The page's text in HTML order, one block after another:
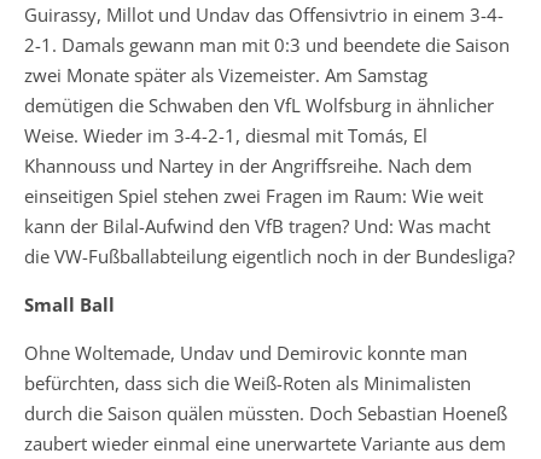
Guirassy, Millot und Undav das Offensivtrio in einem 3-4-
2-1. Damals gewann man mit 0:3 und beendete die Saison
zwei Monate später als Vizemeister. Am Samstag
demütigen die Schwaben den VfL Wolfsburg in ähnlicher
Weise. Wieder im 3-4-2-1, diesmal mit Tomás, El
Khannouss und Nartey in der Angriffsreihe. Nach dem
einseitigen Spiel stehen zwei Fragen im Raum: Wie weit
kann der Bilal-Aufwind den VfB tragen? Und: Was macht
die VW-Fußballabteilung eigentlich noch in der Bundesliga?
Small Ball
Ohne Woltemade, Undav und Demirovic konnte man
befürchten, dass sich die Weiß-Roten als Minimalisten
durch die Saison quälen müssten. Doch Sebastian Hoeneß
zaubert wieder einmal eine unerwartete Variante aus dem